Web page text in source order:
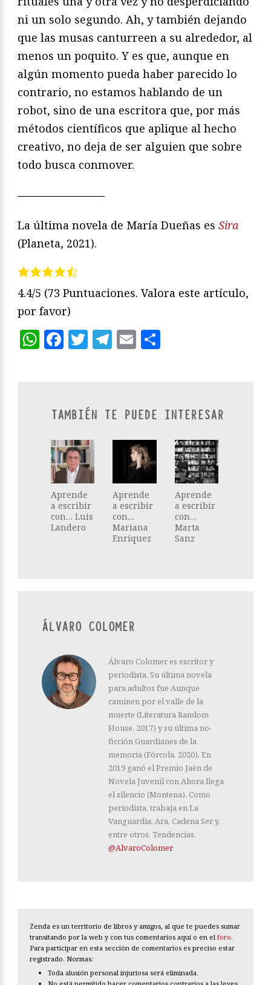
ni un solo segundo. Ah, y también dejando
que las musas canturreen a su alrededor, al
menos un poquito. Y es que, aunque en
algún momento pueda haber parecido lo
contrario, no estamos hablando de un
robot, sino de una escritora que, por más
métodos científicos que aplique al hecho
creativo, no deja de ser alguien que sobre
todo busca conmover.
————————
La última novela de María Dueñas es Sira
(Planeta, 2021).
4.4/5 (73 Puntuaciones. Valora este artículo,
por favor)
WhatsApp
Facebook
Twitter
Telegram
Email
TAMBIÉN TE PUEDE INTERESAR
Aprende
a escribir
con… Luis
Landero
Aprende
a escribir
con…
Mariana
Enríquez
Aprende
a escribir
con…
Marta
Sanz
ÁLVARO COLOMER
Álvaro Colomer es escritor y
periodista. Su última novela
para adultos fue Aunque
caminen por el valle de la
muerte (Literatura Random
House, 2017) y su última no-
ficción Guardianes de la
memoria (Fórcola, 2020). En
2019 ganó el Premio Jaén de
Novela Juvenil con Ahora llega
el silencio (Montena). Como
periodista, trabaja en La
Vanguardia, Ara, Cadena Ser y,
entre otros, Tendencias.
@AlvaroColomer
Zenda es un territorio de libros y amigos, al que te puedes sumar
transitando por la web y con tus comentarios aquí o en el foro.
Para participar en esta sección de comentarios es preciso estar
registrado. Normas:
Toda alusión personal injuriosa será eliminada.